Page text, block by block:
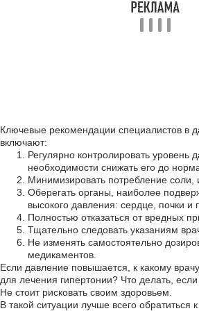
Ключевые рекомендации специалистов в
включают:
Регулярно контролировать уровень
необходимости снижать его до
Минимизировать потребление соли,
Оберегать органы, наиболее
высокого давления: сердце, почки и
Полностью отказаться от вредных
Тщательно следовать указаниям
Не изменять самостоятельно
медикаментов.
Если давление повышается, к какому
для лечения гипертонии? Что делать,
Не стоит рисковать своим здоровьем.
В такой ситуации лучше всего обратиться